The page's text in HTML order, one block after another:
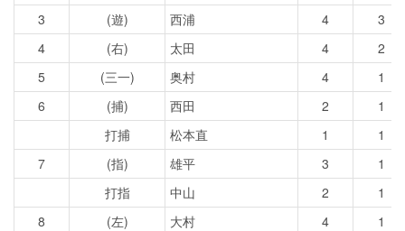
3
(遊) 西浦 4
3
4
(右) 太田 4
2
5
(三一) 奥村 4
1
6
(捕) 西田 2
1
打捕
松本直 1
1
7
(指) 雄平 3
1
打指
中山 2
1
8
(左) 大村 4
1